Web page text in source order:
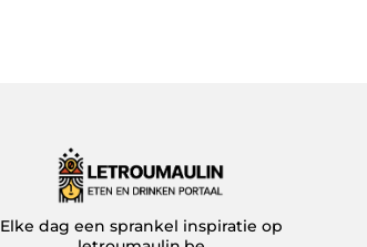
Elke dag een sprankel inspiratie op